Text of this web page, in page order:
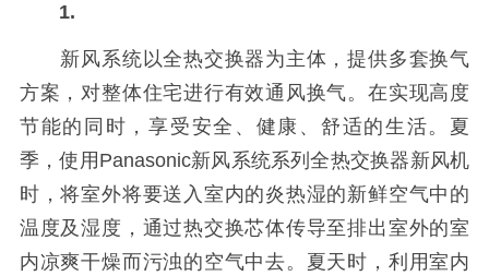
1.
新风系统以全热交换器为主体，提供多套换气
方案，对整体住宅进行有效通风换气。在实现高度
节能的同时，享受安全、健康、舒适的生活。夏
季，使用Panasonic新风系统系列全热交换器新风机
时，将室外将要送入室内的炎热湿的新鲜空气中的
温度及湿度，通过热交换芯体传导至排出室外的室
内凉爽干燥而污浊的空气中去。夏天时，利用室内